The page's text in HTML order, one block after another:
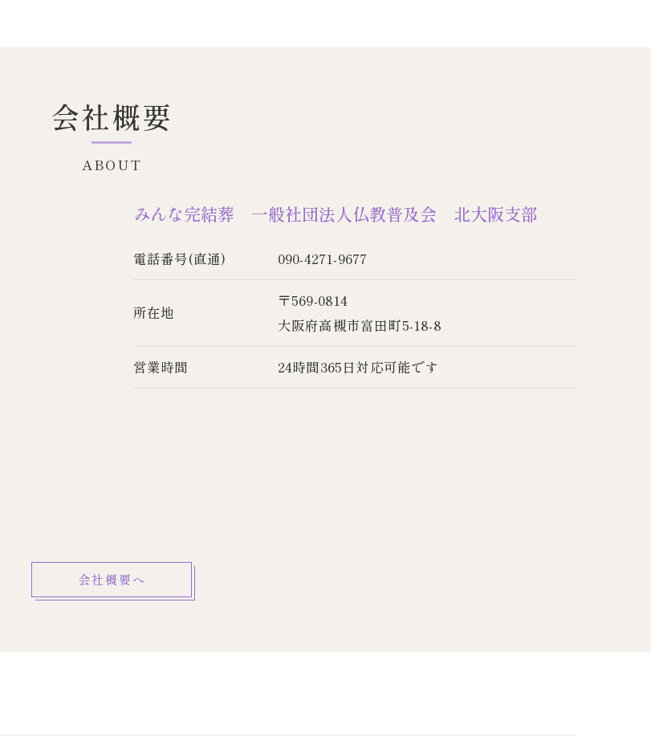
会社概要
ABOUT
みんな完結葬 一般社団法人仏教普及会 北大阪支部
所在地
〒569-0814
大阪府高槻市富田町5-18-8
電話番号(直通) 090-4271-9677
営業時間 24時間365日対応可能です
会社概要へ